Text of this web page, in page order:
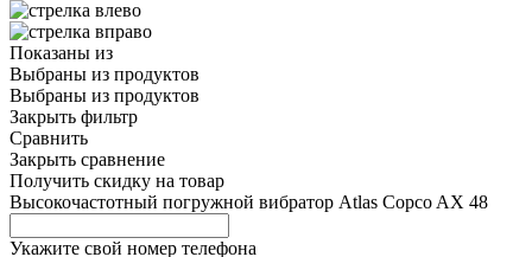
Показаны из
Выбраны из продуктов
Выбраны из продуктов
Закрыть фильтр
Сравнить
Закрыть сравнение
Получить скидку на товар
Высокочастотный погружной вибратор Atlas Copco AX 48
Укажите свой номер телефона